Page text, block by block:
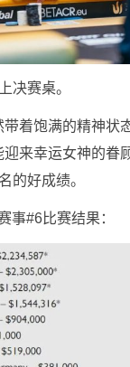
决赛桌。
着饱满的精神状
来幸运女神的眷
的好成绩。
事#6比赛结果：